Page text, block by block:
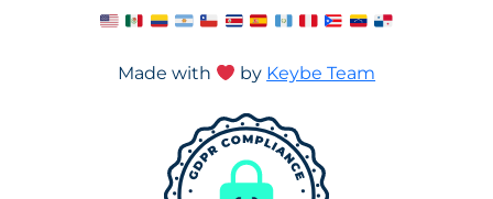
Made with by Keybe Team